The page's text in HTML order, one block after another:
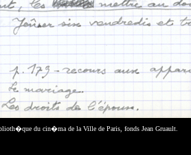
du cin�ma de la Ville de Paris, fonds Jean Gruault.